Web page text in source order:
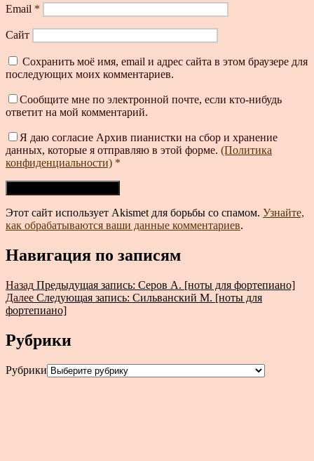
Email *
Сайт
Сохранить моё имя, email и адрес сайта в этом браузере для
последующих моих комментариев.
Сообщите мне по электронной почте, если кто-нибудь
ответит на мой комментарий.
Я даю согласие Архив пианистки на сбор и хранение
данных, которые я отправляю в этой форме. (Политика
конфиденциальности) *
Этот сайт использует Akismet для борьбы со спамом. Узнайте,
как обрабатываются ваши данные комментариев.
Навигация по записям
Назад Предыдущая запись: Серов А. [ноты для фортепиано]
Далее Следующая запись: Сильванский М. [ноты для
фортепиано]
Рубрики
Рубрики